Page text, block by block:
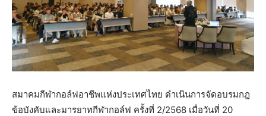
สมาคมกีฬากอล์ฟอาชีพแห่งประเทศไทย ดำเนินการจัดอบรมกฎ
ข้อบังคับและมารยาทกีฬากอล์ฟ ครั้งที่ 2/2568 เมื่อวันที่ 20